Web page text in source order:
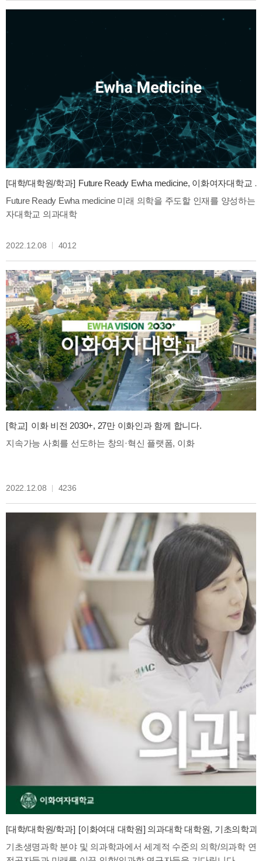
[대학/대학원/학과] Future Ready Ewha medicine, 이화여자대학교 의과대학
Future Ready Ewha medicine 미래 의학을 주도할 인재를 양성하는
자대학교 의과대학
2022.12.08 4012
[학교] 이화 비전 2030+, 27만 이화인과 함께 합니다.
지속가능 사회를 선도하는 창의·혁신 플랫폼, 이화
2022.12.08 4236
[대학/대학원/학과] [이화여대 대학원] 의과대학 대학원, 기초의학과
기초생명과학 분야 및 의과학과에서 세계적 수준의 의학/의과학